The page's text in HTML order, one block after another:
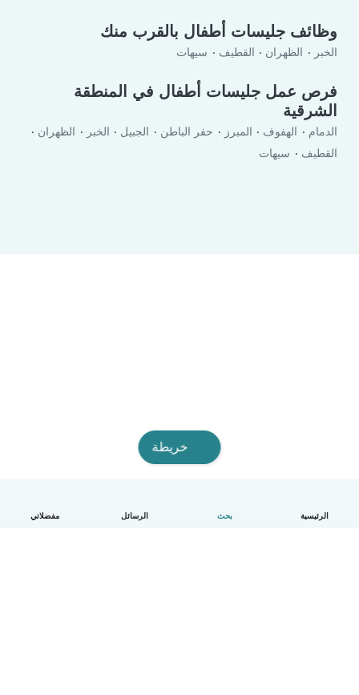
الرئيسية بحث الرسائل مفضلاتي
وظائف جليسات أطفال بالقرب منك
الخبر الظهران القطيف سيهات
فرص عمل جليسات أطفال في المنطقة
الشرقية
الدمام الهفوف المبرز حفر الباطن‎ الجبيل الخبر
الظهران
القطيف
سيهات
خريطة